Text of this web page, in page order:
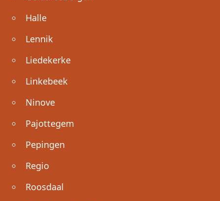
Halle
Lennik
Liedekerke
Linkebeek
Ninove
Pajottegem
Pepingen
Regio
Roosdaal